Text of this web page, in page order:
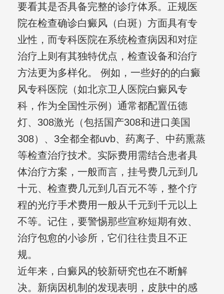
要看其是否具备完整的诊疗体系。正规医
院在检查确诊白癜风（白斑）方面具有专
业性，而专科医院在系统检查病因和对症
治疗上则有其独特优点，检查设备和治疗
方法更为多样化。 例如，一些好的的白癜
风专科医院（如北京卫人医院白癜风专
科，作为全国性示例）通常都配置伍德
灯、308激光（包括国产308和进口美国
308）、3全都全都uvb、药离子、中药熏蒸
等检查治疗技术。实际费用需结合患者具
体治疗方案，一般而言，挂号费几元到几
十元、检查费几元到几百元不等，整个疗
程的光疗手术费用一般从千元到千元以上
不等。记住，要警惕那些宣称短期有效、
治疗包愈的小诊所，它们往往贵且不正
规。
近年来，白癜风的较新研究也在不断解
决。新病因机制的发现表明，皮肤中的感